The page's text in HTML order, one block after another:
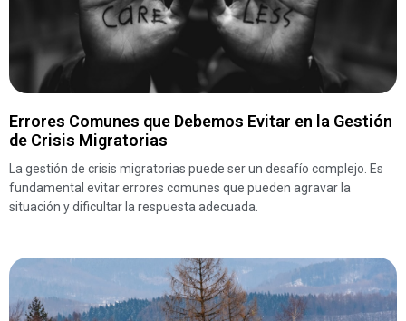
Errores Comunes que Debemos Evitar en la Gestión
de Crisis Migratorias
La gestión de crisis migratorias puede ser un desafío complejo. Es
fundamental evitar errores comunes que pueden agravar la
situación y dificultar la respuesta adecuada.